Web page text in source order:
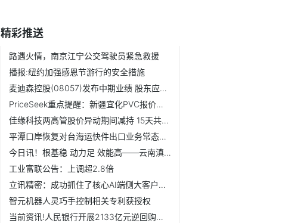
精彩推送
路遇火情，南京江宁公交驾驶员紧急救援
播报:纽约加强感恩节游行的安全措施
麦迪森控股(08057)发布中期业绩 股东应占亏损964.6万港元 ...
PriceSeek重点提醒：新疆宜化PVC报价下调20元
佳缘科技两高管股价异动期间减持 15天共套现1.7亿元 每日播报
平潭口岸恢复对台海运快件出口业务常态化运营|报资讯
今日讯！根基稳 动力足 效能高——云南滇中新区奋力打造现...
工业富联公告：上调超2.8倍
立讯精密：成功抓住了核心AI端侧大客户的市场机遇 焦点热门
智元机器人灵巧手控制相关专利获授权
当前资讯!人民银行开展2133亿元逆回购操作 实现净回笼972亿元